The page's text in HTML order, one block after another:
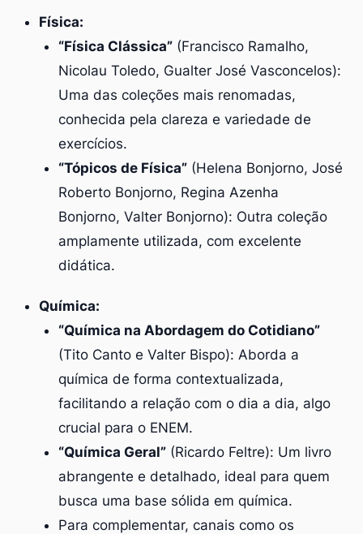
Física:
“Física Clássica” (Francisco Ramalho,
Nicolau Toledo, Gualter José Vasconcelos):
Uma das coleções mais renomadas,
conhecida pela clareza e variedade de
exercícios.
“Tópicos de Física” (Helena Bonjorno, José
Roberto Bonjorno, Regina Azenha
Bonjorno, Valter Bonjorno): Outra coleção
amplamente utilizada, com excelente
didática.
Química:
“Química na Abordagem do Cotidiano”
(Tito Canto e Valter Bispo): Aborda a
química de forma contextualizada,
facilitando a relação com o dia a dia, algo
crucial para o ENEM.
“Química Geral” (Ricardo Feltre): Um livro
abrangente e detalhado, ideal para quem
busca uma base sólida em química.
Para complementar, canais como os